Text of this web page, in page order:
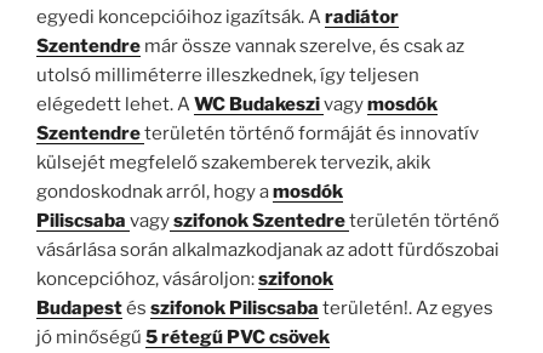
egyedi koncepcióihoz igazítsák. Aradiátor
Szentendre már össze vannak szerelve, és csak az
utolsó milliméterre illeszkednek, így teljesen
elégedett lehet. AWC Budakeszivagymosdók
Szentendreterületén történő formáját és innovatív
külsejét megfelelő szakemberek tervezik, akik
gondoskodnak arról, hogy amosdók
Piliscsaba vagyszifonok Szentedreterületén történő
vásárlása során alkalmazkodjanak az adott fürdőszobai
koncepcióhoz, vásároljon:szifonok
Budapestés szifonok Piliscsaba területén!. Az egyes
jó minőségű 5 rétegű PVC csövek